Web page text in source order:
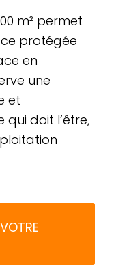
m² permet
protégée
en
une
et
qui doit l’être,